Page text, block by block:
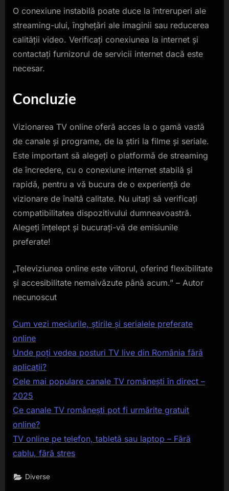
O conexiune instabilă poate duce la întreruperi ale
streaming-ului, înghețări ale imaginii sau reducerea
calității video. Verificați conexiunea la internet și
contactați furnizorul de servicii internet dacă este
necesar.
Concluzie
Vizionarea TV online oferă acces la o gamă vastă
de canale și programe, de la știri la filme și seriale.
Este important să alegeți o platformă de streaming
de încredere, cu o conexiune internet stabilă și
rapidă, pentru a vă bucura de o experiență de
vizionare de înaltă calitate. Nu uitați să verificați
compatibilitatea dispozitivului dumneavoastră.
Alegeți înțelept și bucurați-vă de emisiunile
preferate!
„Televiziunea online este viitorul, oferind flexibilitate
și accesibilitate nemaivăzute până acum.” – Autor
necunoscut
Cum vezi meciurile, știrile și serialele preferate
online
Unde poți vedea posturi TV live din România fără
aplicații?
Cele mai populare canale TV românești în direct –
2025
Ce canale TV românești pot fi urmărite gratuit
online?
TV online pe telefon, tabletă sau laptop – Fără
cablu, fără stres
Diverse